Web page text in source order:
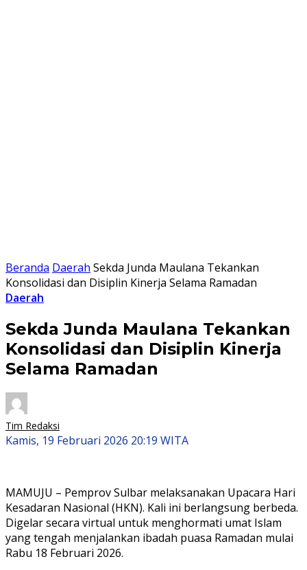
Beranda Daerah Sekda Junda Maulana Tekankan
Konsolidasi dan Disiplin Kinerja Selama Ramadan
Daerah
Sekda Junda Maulana Tekankan
Konsolidasi dan Disiplin Kinerja
Selama Ramadan
Tim Redaksi
Kamis, 19 Februari 2026 20:19 WITA
MAMUJU – Pemprov Sulbar melaksanakan Upacara Hari
Kesadaran Nasional (HKN). Kali ini berlangsung berbeda.
Digelar secara virtual untuk menghormati umat Islam
yang tengah menjalankan ibadah puasa Ramadan mulai
Rabu 18 Februari 2026.